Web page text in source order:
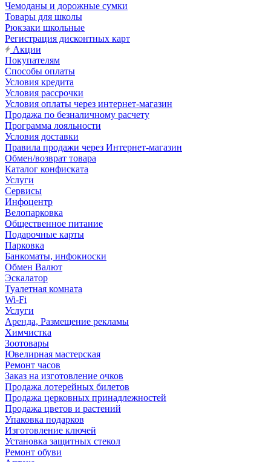
Чемоданы и дорожные сумки
Товары для школы
Рюкзаки школьные
Регистрация дисконтных карт
Акции
Покупателям
Способы оплаты
Условия кредита
Условия рассрочки
Условия оплаты через интернет-магазин
Продажа по безналичному расчету
Программа лояльности
Условия доставки
Правила продажи через Интернет-магазин
Обмен/возврат товара
Каталог конфиската
Услуги
Сервисы
Инфоцентр
Велопарковка
Общественное питание
Подарочные карты
Парковка
Банкоматы, инфокиоски
Обмен Валют
Эскалатор
Туалетная комната
Wi-Fi
Услуги
Аренда, Размещение рекламы
Химчистка
Зоотовары
Ювелирная мастерская
Ремонт часов
Заказ на изготовление очков
Продажа лотерейных билетов
Продажа церковных принадлежностей
Продажа цветов и растений
Упаковка подарков
Изготовление ключей
Установка защитных стекол
Ремонт обуви